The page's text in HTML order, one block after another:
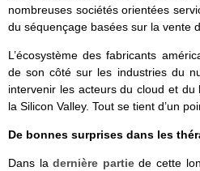
nombreuses sociétés orientées
du séquençage basées sur la vente
L’écosystème des fabricants
de son côté sur les industries du
intervenir les acteurs du cloud et
la Silicon Valley. Tout se tient d’un
De bonnes surprises dans les
Dans ladernière partiede cette